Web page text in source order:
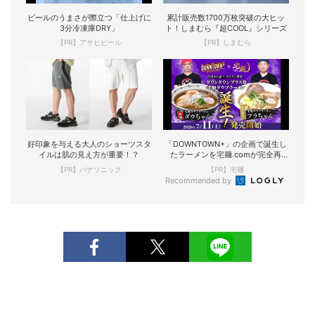
ビールのうまさが際立つ「仕上げに
3分冷凍庫DRY」
【PR】アサヒビール
累計販売数1700万枚突破の大ヒッ
ト！しまむら『超COOL』シリーズ
【PR】しまむら
好印象を与える大人のショーツスタ
イルは肌の見え方が重要！？
【PR】パナソニック
「DOWNTOWN+」の企画で誕生し
たラーメンを宅麺.comが完全再
現！
【PR】宅麺
Recommended by